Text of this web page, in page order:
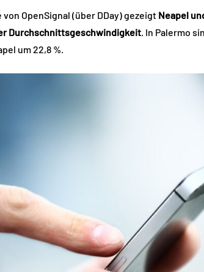
OpenSignal (über DDay) gezeigt Neapel
Durchschnittsgeschwindigkeit. In Palermo
um 22,8 %.